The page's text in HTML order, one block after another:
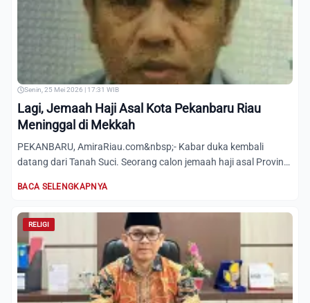
Senin, 25 Mei 2026 | 17:31 WIB
Lagi, Jemaah Haji Asal Kota Pekanbaru Riau
Meninggal di Mekkah
PEKANBARU, AmiraRiau.com&nbsp;- Kabar duka kembali
datang dari Tanah Suci. Seorang calon jemaah haji asal Provinsi
BACA SELENGKAPNYA
RELIGI